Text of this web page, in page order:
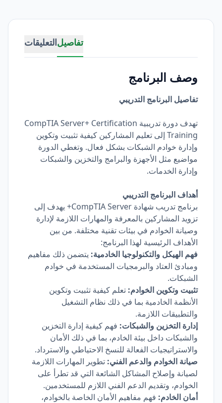
تفاصيلالتعليقات
وصف البرنامج
تفاصيل البرنامج التدريبي
تهدف دورة تدريبية CompTIA Server+ Certification
Training إلى تعليم المشاركين كيفية تثبيت وتكوين
وإدارة خوادم الشبكات بشكل فعال. وتغطي الدورة
مواضيع مثل الأجهزة والبرامج والتخزين والشبكات
وإدارة الخدمات.
أهداف البرنامج التدريبي
برنامج تدريب شهادة CompTIA Server+ يهدف إلى
تزويد المشاركين بالمعرفة والمهارات اللازمة لإدارة
وصيانة الخوادم في بيئات تقنية مختلفة. من بين
الأهداف الرئيسية لهذا البرنامج:
فهم الهيكل والتكنولوجيا الخادمية: يتضمن ذلك مفاهيم
ومبادئ العتاد والبرمجيات المستخدمة في خوادم
الشبكات.
تثبيت وتكوين الخوادم: تعلم كيفية تثبيت وتكوين
الأنظمة الخادمية بما في ذلك نظام التشغيل
والتطبيقات اللازمة.
إدارة التخزين والشبكات: فهم كيفية إدارة التخزين
والشبكات داخل بيئة الخادم، بما في ذلك الأمان
والاستراتيجيات الفعالة للنسخ الاحتياطي والاسترداد.
صيانة الخوادم والدعم الفني: تطوير المهارات اللازمة
لصيانة وإصلاح المشاكل الشائعة التي قد تطرأ على
الخوادم، وتقديم الدعم الفني اللازم للمستخدمين.
أمان الخادم: فهم مفاهيم الأمان الخاصة بالخوادم،